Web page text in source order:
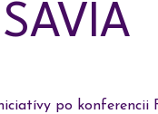
po konferencii